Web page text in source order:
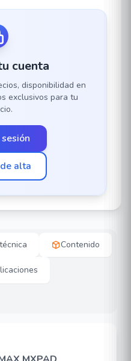
cuenta
disponibilidad en
exclusivos para tu
alta
Contenido